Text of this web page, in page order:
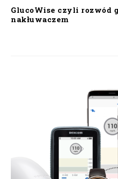
GlucoWise czyli rozwód
nakłuwaczem